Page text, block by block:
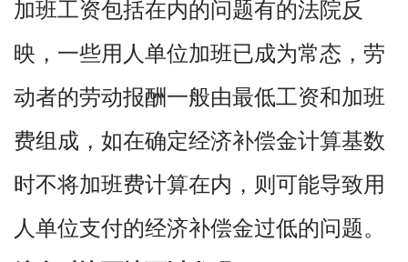
加班工资包括在内的问题有的法院反
映，一些用人单位加班已成为常态，劳
动者的劳动报酬一般由最低工资和加班
费组成，如在确定经济补偿金计算基数
时不将加班费计算在内，则可能导致用
人单位支付的经济补偿金过低的问题。